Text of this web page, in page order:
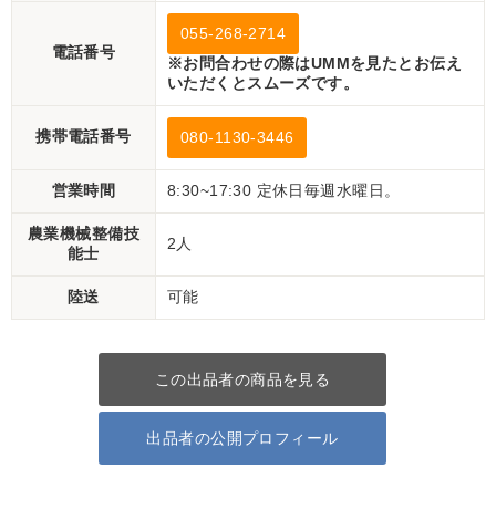
電話番号
055-268-2714
※お問合わせの際はUMMを見たとお伝え
いただくとスムーズです。
携帯電話番号 080-1130-3446
営業時間 8:30~17:30 定休日毎週水曜日。
農業機械整備技
能士
2人
陸送 可能
この出品者の商品を見る
出品者の公開プロフィール